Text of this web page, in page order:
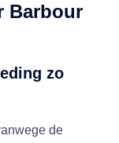
Barbour
zo
de